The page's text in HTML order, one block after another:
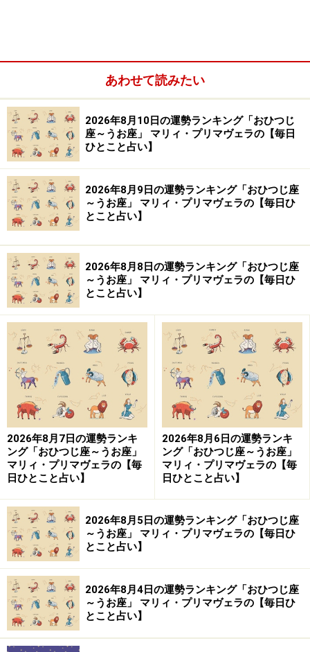
違う人と意気投合するのは、奇跡と言っていいはず。ズ
レを包容することで、大きく成長します。
【処方箋】
・ 区切る
運命共同体が、本当の望み。
でも、それは、世界がもっと単純なルールで動いていた
時代の名残といえそう。これだけ多様化した流れの中で
は、全ジャンルにおいて一緒というのは、まず無理で
す。発想を変えて、部分的なシェアを目指していくとよ
さそう。
遊ぶならこの人、勉強はあの人、ビジネスは別の人と目
的によって付き合う相手を変えてみて。それぞれの分野
でベストな答えがもらえて、たくさんのキーパーソンを
持つことになるはず。
・昔なじみ
ブランクのある人間関係も、あなたの運命を変えるでし
ょう。
昔は親しく付き合っていたけれど、何らかの事情で離れ
た人との再会、つながりを大事にしましょう。「そうい
えば、こういうのが得意だったよね？」的に、あなた自
身も忘れていた才能や能力に光を当ててくれるはず。
また、通りすがりの人の何気ない一言が未来を変えるこ
あわせて読みたい
2026年8月10日の運勢ランキング「おひつじ
座～うお座」 マリィ・プリマヴェラの【毎日
ひとこと占い】
2026年8月9日の運勢ランキング「おひつじ座
～うお座」 マリィ・プリマヴェラの【毎日ひ
とこと占い】
2026年8月8日の運勢ランキング「おひつじ座
～うお座」 マリィ・プリマヴェラの【毎日ひ
とこと占い】
2026年8月7日の運勢ランキ
ング「おひつじ座～うお座」
マリィ・プリマヴェラの【毎
日ひとこと占い】
2026年8月6日の運勢ランキ
ング「おひつじ座～うお座」
マリィ・プリマヴェラの【毎
日ひとこと占い】
2026年8月5日の運勢ランキング「おひつじ座
～うお座」 マリィ・プリマヴェラの【毎日ひ
とこと占い】
2026年8月4日の運勢ランキング「おひつじ座
～うお座」 マリィ・プリマヴェラの【毎日ひ
とこと占い】